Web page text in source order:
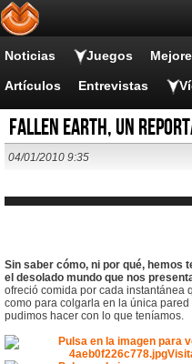
Noticias Juegos
Artículos Entrevistas
Fallen Earth, un
04/01/2010 9:35
Sin saber cómo, ni por qué, hemos
el desolado mundo que nos
ofreció comida por cada instantánea
como para colgarla en la única
pudimos hacer con lo que teníamos.